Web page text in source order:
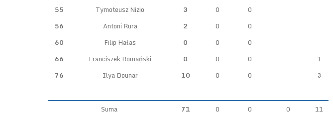
55
Tymoteusz Nizio 3 0
0
56
Antoni Rura 2 0
0
60
Filip Hałas 0 0
0
66
Franciszek Romański 0 0 0
1
76
Ilya Dounar 10 0 0 3
Suma 71 0 0 0 11